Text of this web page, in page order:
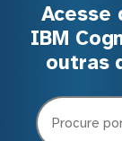
Acesse
IBM
outras